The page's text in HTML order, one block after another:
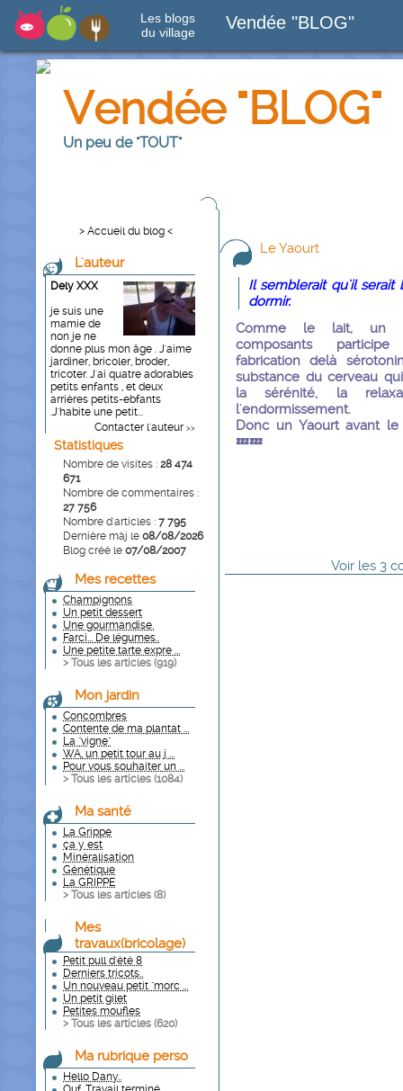
Les blogs
du village
Vendée "BLOG"
Vendée "BLOG"
Un peu de "TOUT"
> Accueil du blog <
L'auteur
Dely XXX
je suis une
mamie de
non je ne
donne plus mon âge . J'aime
jardiner, bricoler, broder,
tricoter. J'ai quatre adorables
petits enfants , et deux
arrières petits-ebfants
.J'habite une petit...
Contacter l'auteur >>
Statistiques
Nombre de visites : 28 474
671
Nombre de commentaires :
27 756
Nombre d'articles : 7 795
Dernière màj le 08/08/2026
Blog créé le 07/08/2007
Mes recettes
Champignons
Un petit dessert
Une gourmandise.
Farci... De légumes..
Une petite tarte expre ...
> Tous les articles (919)
Mon jardin
Concombres
Contente de ma plantat ...
La "vigne"
WA, un petit tour au j ...
Pour vous souhaiter un ...
> Tous les articles (1084)
Ma santé
La Grippe
ça y est
Minéralisation
Génétique
La GRIPPE
> Tous les articles (8)
Mes
travaux(bricolage)
Petit pull d'été 8
Derniers tricots..
Un nouveau petit "morc ...
Un petit gilet
Petites moufles
> Tous les articles (620)
Ma rubrique perso
Hello Dany..
Le Yaourt
Il semblerait qu'il serait
dormir.
Comme le lait, un
composants
fabrication delà
substance du cerveau
la sérénité, la
l'endormissement.
Donc un Yaourt avant le
💤💤
Voir les 3